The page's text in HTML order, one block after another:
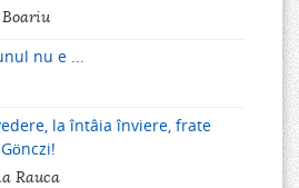
nu e ...
la întâia înviere, frate
Rauca